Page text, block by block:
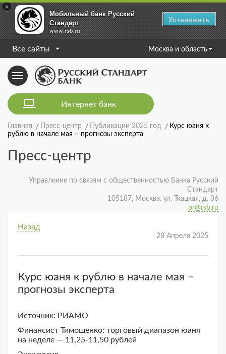
×
Мобильный банк Русский
Стандарт
www.rsb.ru
Установить
Все сайты Москва и область
Toggle
navigation
Интернет банк
Главная Пресс-центр Публикации 2025 год
Курс юаня к
рублю в начале мая – прогнозы эксперта
Пресс-центр
Управление по связям с общественностью Банка Русский
Стандарт
105187, Москва, ул. Ткацкая, д. 36
pr@rsb.ru
Назад
28 Апреля 2025
Курс юаня к рублю в начале мая –
прогнозы эксперта
Источник: РИАМО
Финансист Тимошенко: торговый диапазон юаня
на неделе — 11,25-11,50 рублей